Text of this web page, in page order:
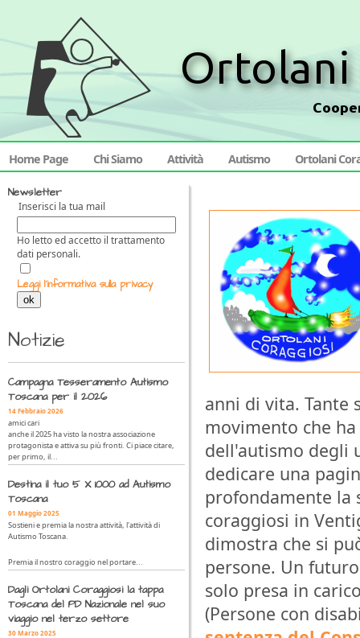
Home Page Chi Siamo Attività Autismo Ortolani
anni di vita. Tante
movimento che
dell'autismo degli
dedicare una
profondamente la
coraggiosi in
dimostra che si
persone. Un
solo presa in
(Persone con
Newsletter
Inserisci la tua mail
Ho letto ed accetto il trattamento
dati personali.
Leggi l'informativa sulla privacy
ok
Notizie
Campagna Tesseramento Autismo
Toscana per il 2026
14 Febbraio 2026
amici cari
anche il 2025 ha visto la nostra associazione
protagonista e attiva su più fronti. Ci piace citare,
per primo, il...
Destina il tuo 5 X 1000 ad Autismo
Toscana
01 Maggio 2025
Sostieni e premia la nostra attività, l'attività di
Autismo Toscana.
Premia il nostro coraggio nel portare...
Dagli Ortolani Coraggiosi la tappa
Toscana del PD Nazionale nel suo
viaggio nel terzo settore
30 Marzo 2025